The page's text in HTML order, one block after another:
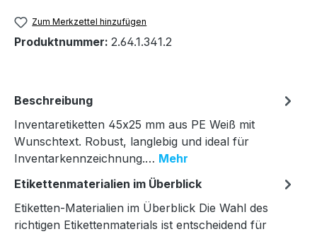
Zum Merkzettel hinzufügen
Produktnummer: 2.64.1.341.2
Beschreibung
Inventaretiketten 45x25 mm aus PE Weiß mit
Wunschtext. Robust, langlebig und ideal für
Inventarkennzeichnung.… Mehr
Etikettenmaterialien im Überblick
Etiketten-Materialien im Überblick Die Wahl des
richtigen Etikettenmaterials ist entscheidend für